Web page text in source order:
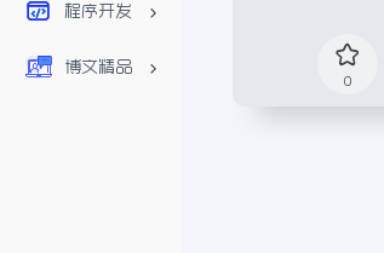
程序开发
博文精品
0